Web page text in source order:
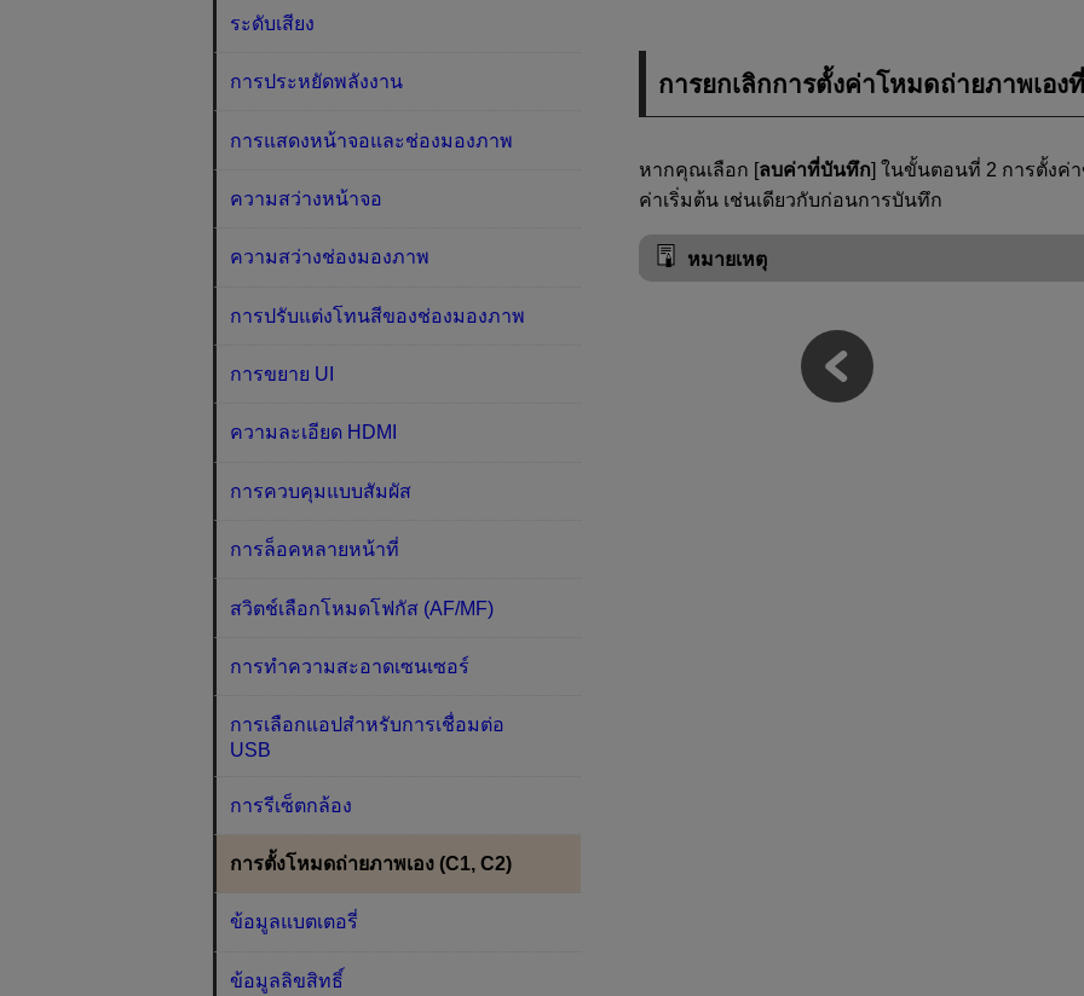
การยกเลิกการตั้งค่าโหมดถ่ายภาพเอง
หากคุณเลือก [ลบค่าที่บันทึก] ในขั้นตอนที่ 2 การตั้งค่
ค่าเริ่มต้น เช่นเดียวกับก่อนการบันทึก
หมายเหตุ
ระดับเสียง
การประหยัดพลังงาน
การแสดงหน้าจอและช่องมองภาพ
ความสว่างหน้าจอ
ความสว่างช่องมองภาพ
การปรับแต่งโทนสีของช่องมองภาพ
การขยาย UI
ความละเอียด HDMI
การควบคุมแบบสัมผัส
การล็อคหลายหน้าที่
สวิตช์เลือกโหมดโฟกัส (AF/MF)
การทำความสะอาดเซนเซอร์
การเลือกแอปสำหรับการเชื่อมต่อ
USB
การรีเซ็ตกล้อง
การตั้งโหมดถ่ายภาพเอง (C1, C2)
ข้อมูลแบตเตอรี่
ข้อมูลลิขสิทธิ์